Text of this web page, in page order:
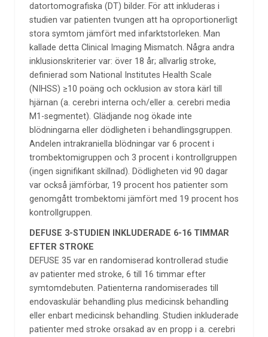
datortomografiska (DT) bilder. För att inkluderas i
studien var patienten tvungen att ha oproportionerligt
stora symtom jämfört med infarktstorleken. Man
kallade detta Clinical Imaging Mismatch. Några andra
inklusionskriterier var: över 18 år; allvarlig stroke,
definierad som National Institutes Health Scale
(NIHSS) ≥10 poäng och ocklusion av stora kärl till
hjärnan (a. cerebri interna och/eller a. cerebri media
M1-segmentet). Glädjande nog ökade inte
blödningarna eller dödligheten i behandlingsgruppen.
Andelen intrakraniella blödningar var 6 procent i
trombektomigruppen och 3 procent i kontrollgruppen
(ingen signifikant skillnad). Dödligheten vid 90 dagar
var också jämförbar, 19 procent hos patienter som
genomgått trombektomi jämfört med 19 procent hos
kontrollgruppen.
DEFUSE 3-STUDIEN INKLUDERADE 6-16 TIMMAR
EFTER STROKE
DEFUSE 35 var en randomiserad kontrollerad studie
av patienter med stroke, 6 till 16 timmar efter
symtomdebuten. Patienterna randomiserades till
endovaskulär behandling plus medicinsk behandling
eller enbart medicinsk behandling. Studien inkluderade
patienter med stroke orsakad av en propp i a. cerebri